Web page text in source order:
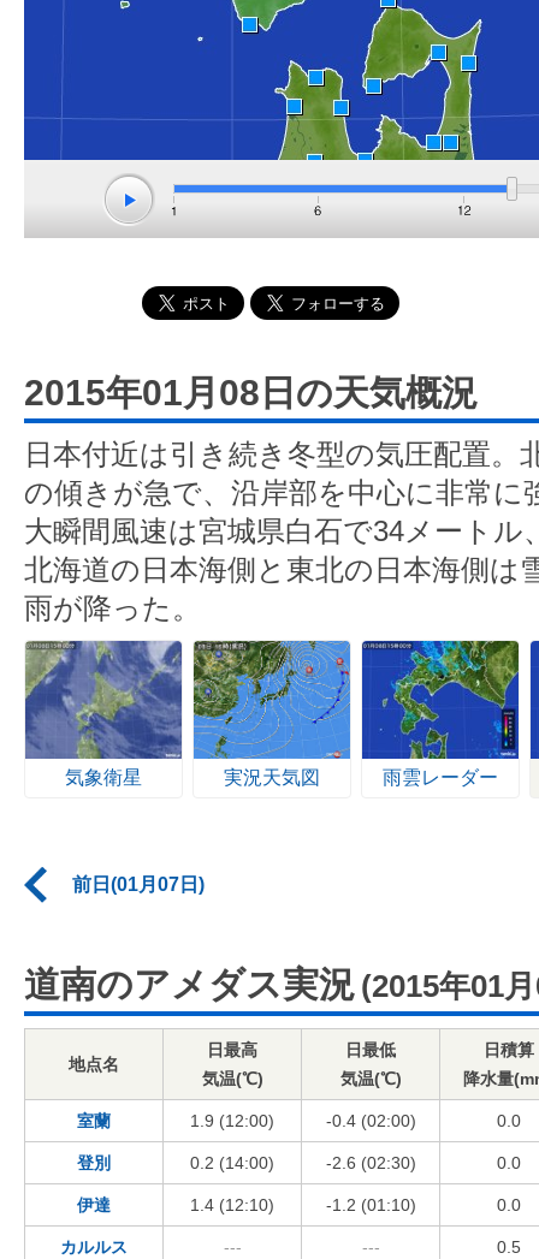
2015年01月08日の天気概況
日本付近は引き続き冬型の気圧配置。
の傾きが急で、沿岸部を中心に非常に
大瞬間風速は宮城県白石で34メートル
北海道の日本海側と東北の日本海側は
雨が降った。
気象衛星 実況天気図 雨雲レーダー
前日(01月07日)
道南のアメダス実況 (2015年01
地点名
日最高
気温(℃)
日最低
気温(℃)
日積算
降水量
室蘭 1.9 (12:00) -0.4 (02:00) 0.0
登別 0.2 (14:00) -2.6 (02:30) 0.0
伊達 1.4 (12:10) -1.2 (01:10) 0.0
カルルス --- --- 0.5